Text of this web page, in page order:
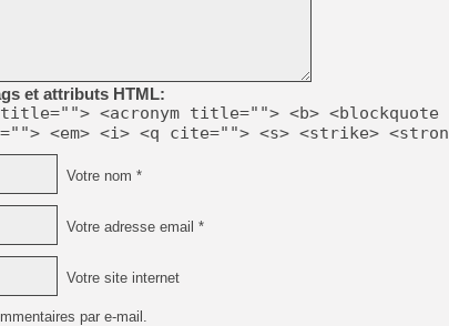
[GK] Beast of
[GK] Ubisoft : fin de partie
[GK] Mémoire cash -
[GK] Dan Houser (GTA)
[GK] Comment EA Sports
[GK] Crimson Moon : un
[GK] Isle of Reveries : le
[GK] Moonlighter 2 : The
[GK] Capcom relance
[Mo5] Deux inédits du
[GK] Le beat'em up The
[GK] Endless Legend 2 :
et attributs HTML:
<acronym title=""> <b> <blockquote
<em> <i> <q cite=""> <s> <strike>
Votre nom *
Votre adresse email *
Votre site internet
par e-mail.